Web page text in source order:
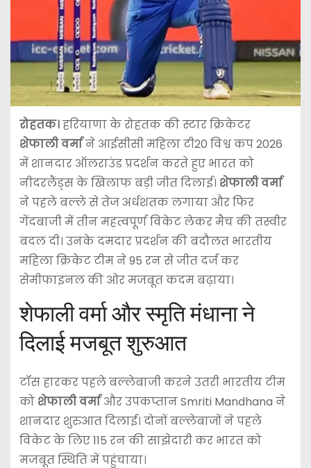
रोहतक।हरियाणा के रोहतक की स्टार क्रिकेटर
शेफाली वर्माने आईसीसी महिला टी20 विश्व कप 2026
में शानदार ऑलराउंड प्रदर्शन करते हुए भारत को
नीदरलैंड्स के खिलाफ बड़ी जीत दिलाई। शेफाली वर्मा
ने पहले बल्ले से तेज अर्धशतक लगाया और फिर
गेंदबाजी में तीन महत्वपूर्ण विकेट लेकर मैच की तस्वीर
बदल दी। उनके दमदार प्रदर्शन की बदौलत भारतीय
महिला क्रिकेट टीम ने 95 रन से जीत दर्ज कर
सेमीफाइनल की ओर मजबूत कदम बढ़ाया।
शेफाली वर्मा और स्मृति मंधाना ने
दिलाई मजबूत शुरुआत
टॉस हारकर पहले बल्लेबाजी करने उतरी भारतीय टीम
को शेफाली वर्माऔर उपकप्तानSmriti Mandhana ने
शानदार शुरुआत दिलाई। दोनों बल्लेबाजों ने पहले
विकेट के लिए 115 रन की साझेदारी कर भारत को
मजबूत स्थिति में पहुंचाया।